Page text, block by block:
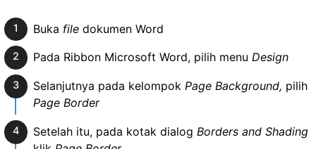
Buka filedokumen Word
Pada Ribbon Microsoft Word, pilih menu Design
Selanjutnya pada kelompok Page Background, pilih
Page Border
Setelah itu, pada kotak dialog Borders and Shading